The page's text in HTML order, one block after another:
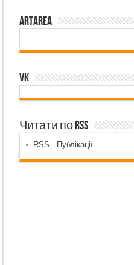
ArtArea
VK
Читати по RSS
RSS - Публікації